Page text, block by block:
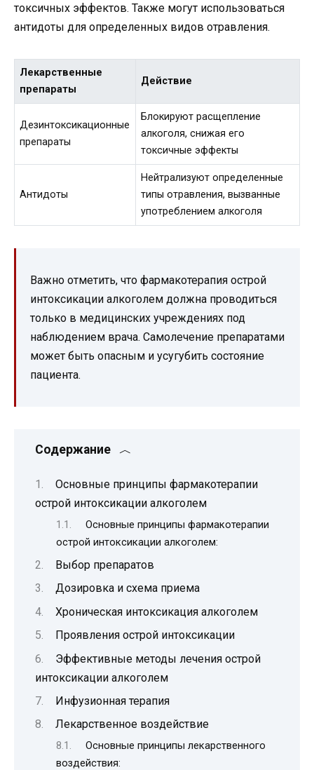
токсичных эффектов. Также могут использоваться
антидоты для определенных видов отравления.
Лекарственные
препараты
Действие
Дезинтоксикационные
препараты
Блокируют расщепление
алкоголя, снижая его
токсичные эффекты
Антидоты
Нейтрализуют определенные
типы отравления, вызванные
употреблением алкоголя
Важно отметить, что фармакотерапия острой
интоксикации алкоголем должна проводиться
только в медицинских учреждениях под
наблюдением врача. Самолечение препаратами
может быть опасным и усугубить состояние
пациента.
Содержание
Основные принципы фармакотерапии
острой интоксикации алкоголем
Основные принципы фармакотерапии
острой интоксикации алкоголем:
Выбор препаратов
Дозировка и схема приема
Хроническая интоксикация алкоголем
Проявления острой интоксикации
Эффективные методы лечения острой
интоксикации алкоголем
Инфузионная терапия
Лекарственное воздействие
Основные принципы лекарственного
воздействия: